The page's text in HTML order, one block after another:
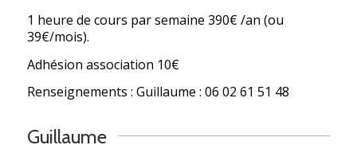
1 heure de cours par semaine 390€ /an (ou
39€/mois).
Adhésion association 10€
Renseignements : Guillaume : 06 02 61 51 48
Guillaume